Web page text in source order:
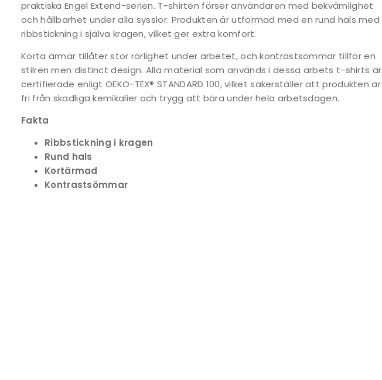
praktiska Engel Extend-serien. T-shirten förser användaren med bekvämlighet
och hållbarhet under alla sysslor. Produkten är utformad med en rund hals med
ribbstickning i själva kragen, vilket ger extra komfort.
Korta ärmar tillåter stor rörlighet under arbetet, och kontrastsömmar tillför en
stilren men distinct design. Alla material som används i dessa arbets t-shirts är
certifierade enligt OEKO-TEX® STANDARD 100, vilket säkerställer att produkten är
fri från skadliga kemikalier och trygg att bära under hela arbetsdagen.
Fakta
Ribbstickning i kragen
Rund hals
Kortärmad
Kontrastsömmar